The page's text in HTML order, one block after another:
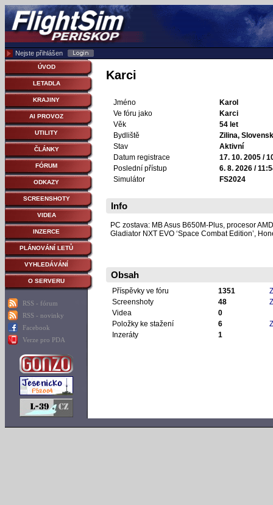
Nejste přihlášen
ÚVOD
LETADLA
KRAJINY
AI PROVOZ
UTILITY
ČLÁNKY
FÓRUM
ODKAZY
SCREENSHOTY
VIDEA
INZERCE
PLÁNOVÁNÍ LETŮ
VYHLEDÁVÁNÍ
O SERVERU
RSS - fórum
RSS - novinky
Facebook
Verze pro PDA
Karci
Jméno
Karol
Ve fóru jako
Karci
Věk
54 let
Bydliště
Zilina,
Stav
Aktivní
Datum registrace
17. 10. 2005 /
Poslední přístup
6. 8. 2026 /
Simulátor
FS2024
Info
PC zostava: MB Asus B650M-Plus, procesor
Gladiator NXT EVO ‘Space Combat Edition’,
Obsah
Příspěvky ve fóru 1351
Screenshoty
48
Videa
0
Položky ke stažení
6
Inzeráty
1